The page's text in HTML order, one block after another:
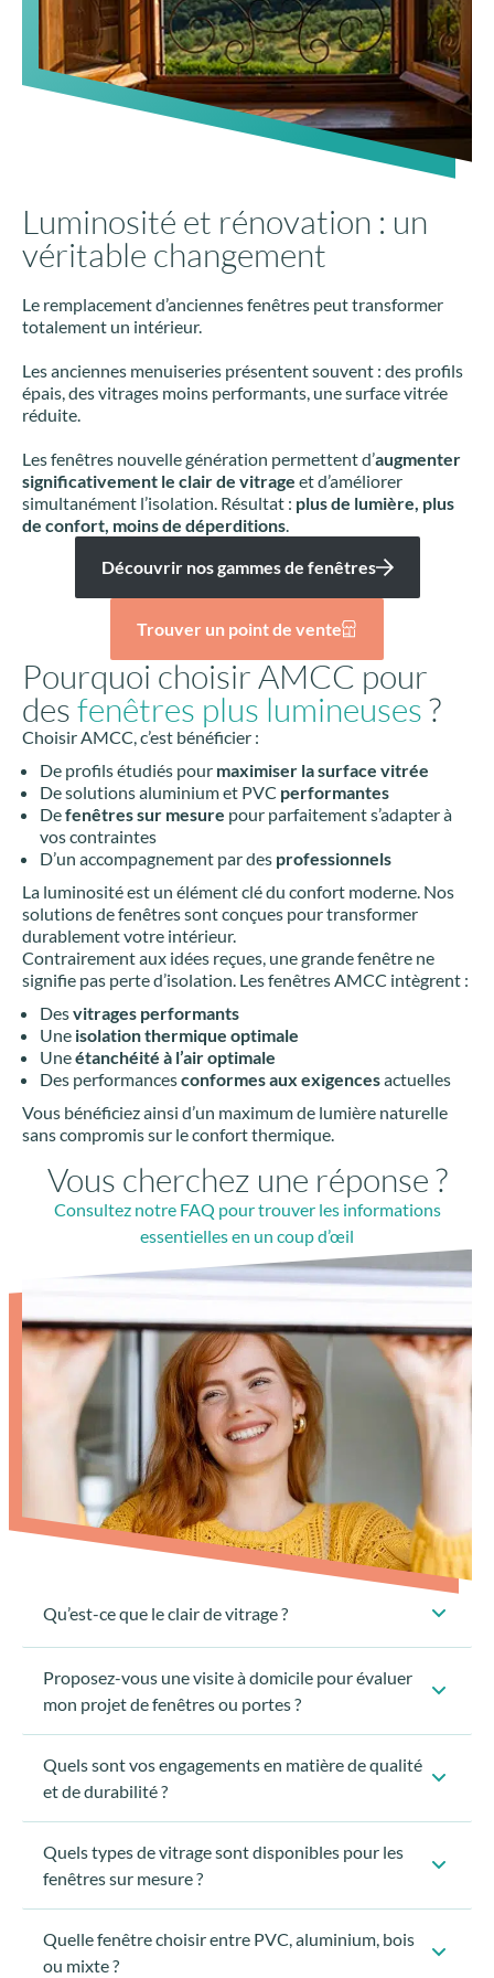
Luminosité et rénovation : un
véritable changement
Le remplacement d’anciennes fenêtres peut transformer
totalement un intérieur.
Les anciennes menuiseries présentent souvent : des profils
épais, des vitrages moins performants, une surface vitrée
réduite.
Les fenêtres nouvelle génération permettent d’augmenter
significativement le clair de vitrage et d’améliorer
simultanément l’isolation. Résultat : plus de lumière, plus
de confort, moins de déperditions
Découvrir nos gammes de fenêtres
Trouver un point de vente
Pourquoi choisir AMCC pour
desfenêtres plus lumineuses?
Choisir AMCC, c’est bénéficier :
De profils étudiés pour maximiser la surface vitrée
De solutions aluminium et PVC performantes
Defenêtres sur mesure pour parfaitement s’adapter à
vos contraintes
D’un accompagnement par des professionnels
La luminosité est un élément clé du confort moderne. Nos
solutions de fenêtres sont conçues pour transformer
durablement votre intérieur.
Contrairement aux idées reçues, une grande fenêtre ne
signifie pas perte d’isolation. Les fenêtres AMCC intègrent :
Desvitrages performants
Une isolation thermique optimale
Uneétanchéité à l’air optimale
Des performancesconformes aux exigencesactuelles
Vous bénéficiez ainsi d’un maximum de lumière naturelle
sans compromis sur le confort thermique.
Vous cherchez une réponse ?
Consultez notre FAQ pour trouver les informations
essentielles en un coup d’œil
Qu’est-ce que le clair de vitrage ?
Proposez-vous une visite à domicile pour évaluer
mon projet de fenêtres ou portes ?
Évaluer vos besoins spécifiques en fonction de votre
Quels sont vos engagements en matière de qualité
et de durabilité ?
Quels types de vitrage sont disponibles pour les
fenêtres sur mesure ?
Quelle fenêtre choisir entre PVC, aluminium, bois
ou mixte ?